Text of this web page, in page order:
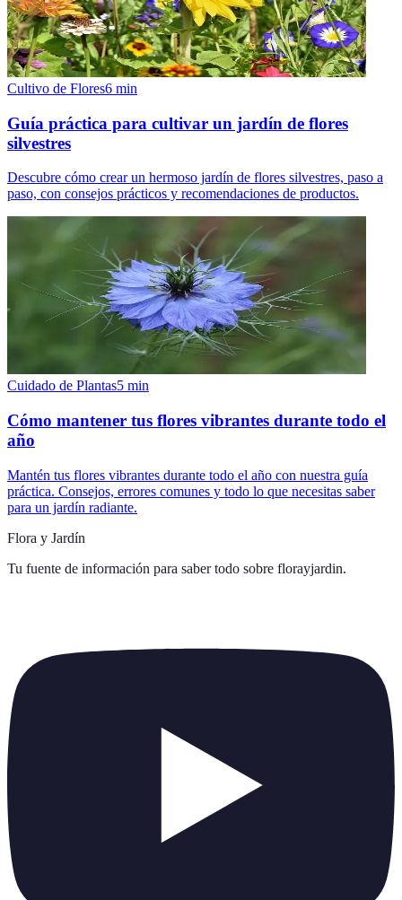
Cultivo de Flores6 min
Guía práctica para cultivar un jardín de flores
silvestres
Descubre cómo crear un hermoso jardín de flores silvestres, paso a
paso, con consejos prácticos y recomendaciones de productos.
Cuidado de Plantas5 min
Cómo mantener tus flores vibrantes durante todo el
año
Mantén tus flores vibrantes durante todo el año con nuestra guía
práctica. Consejos, errores comunes y todo lo que necesitas saber
para un jardín radiante.
Flora y Jardín
Tu fuente de información para saber todo sobre florayjardin.